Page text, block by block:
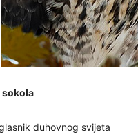
sokola
duhovnog svijeta